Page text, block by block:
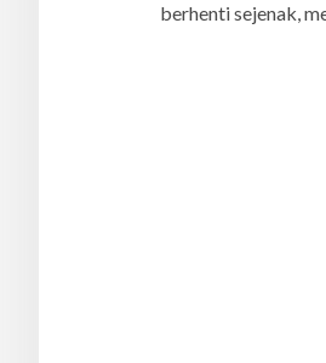
berhenti sejenak,